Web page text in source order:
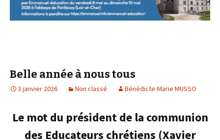
Belle année à nous tous
3 janvier 2026 Non classé Bénédicte-Marie MUSSO
Le mot du président de la communion
des Educateurs chrétiens (Xavier